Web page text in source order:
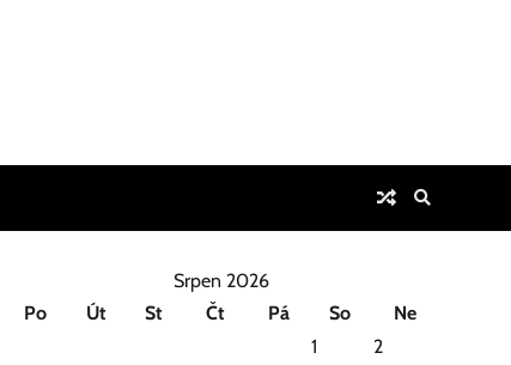
Srpen 2026
Po
Út St Čt Pá So
Ne
1
2